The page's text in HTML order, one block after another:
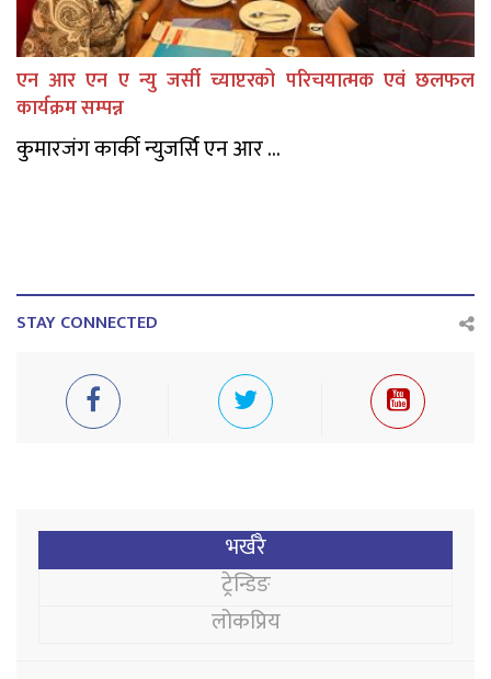
एन आर एन ए न्यु जर्सी च्याप्टरको परिचयात्मक एवं छलफल
कार्यक्रम सम्पन्न
कुमारजंग कार्की न्युजर्सि एन आर ...
STAY CONNECTED
भर्खरै
ट्रेन्डिङ
लोकप्रिय